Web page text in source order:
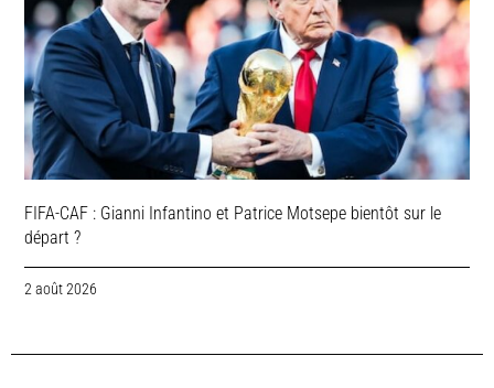
FIFA-CAF : Gianni Infantino et Patrice Motsepe bientôt sur le
départ ?
2 août 2026